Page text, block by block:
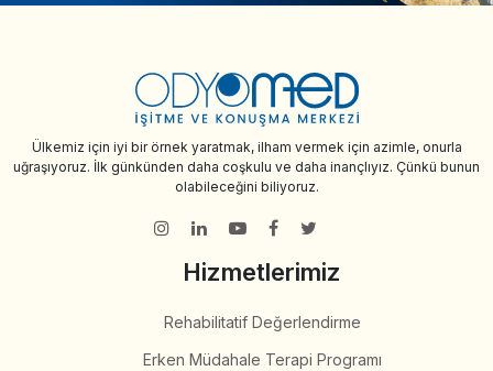
Ülkemiz için iyi bir örnek yaratmak, ilham vermek için azimle, onurla
uğraşıyoruz. İlk günkünden daha coşkulu ve daha inançlıyız. Çünkü bunun
olabileceğini biliyoruz.
Hizmetlerimiz
Rehabilitatif Değerlendirme
Erken Müdahale Terapi Programı